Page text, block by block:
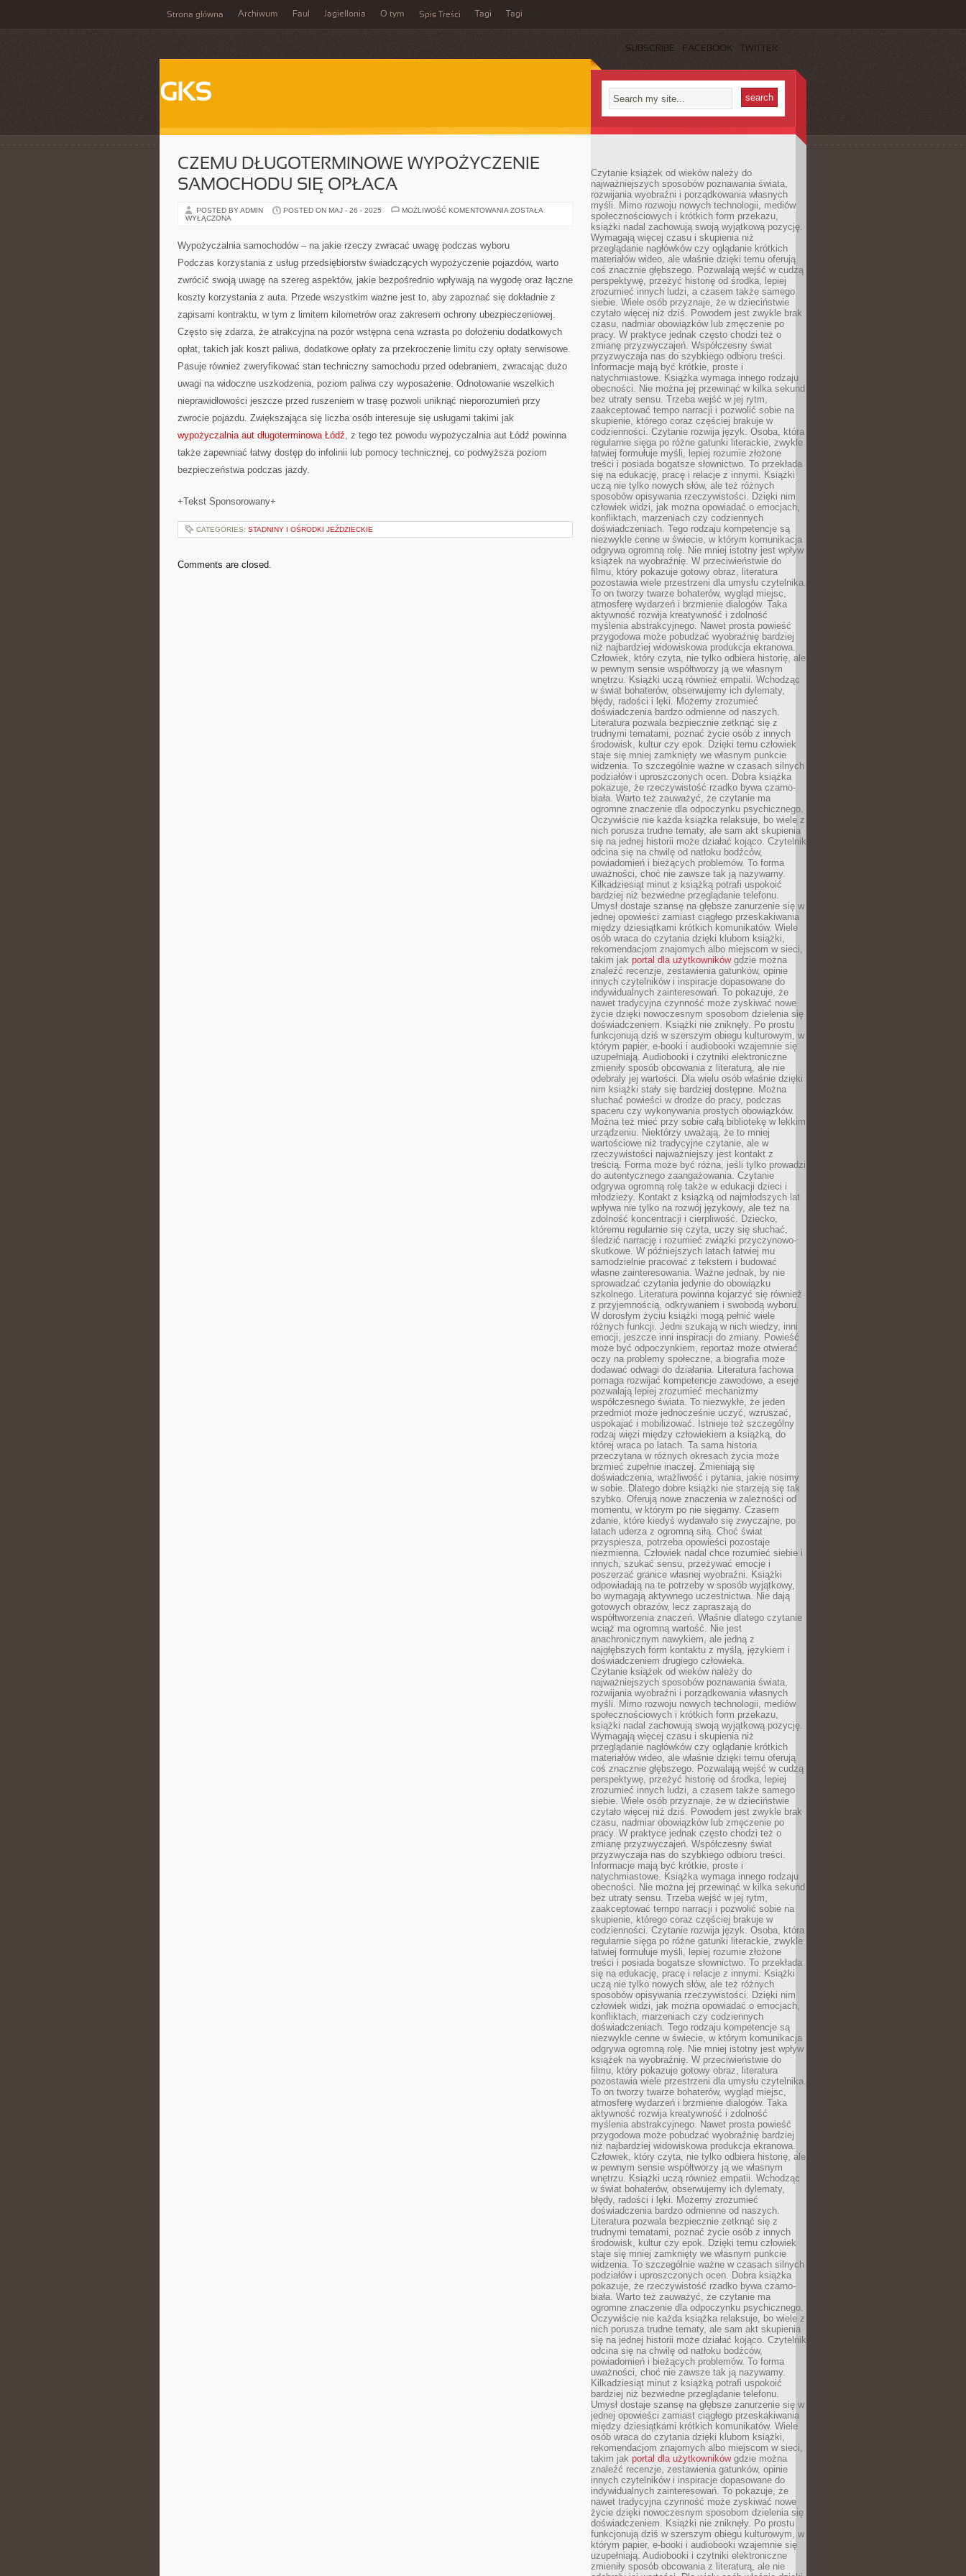
Strona główna Archiwum Faul Jagiellonia O tym Spis Treści Tagi Tagi
SUBSCRIBE FACEBOOK TWITTER
GKS
CZEMU DŁUGOTERMINOWE WYPOŻYCZENIE
SAMOCHODU SIĘ OPŁACA
POSTED BY ADMIN POSTED ON MAJ - 26 - 2025 MOŻLIWOŚĆ KOMENTOWANIA CZEMU
ZOSTAŁA
WYŁĄCZONA
Wypożyczalnia samochodów – na jakie rzeczy zwracać uwagę podczas wyboru
Podczas korzystania z usług przedsiębiorstw świadczących wypożyczenie pojazdów, warto
zwrócić swoją uwagę na szereg aspektów, jakie bezpośrednio wpływają na wygodę oraz łączne
koszty korzystania z auta. Przede wszystkim ważne jest to, aby zapoznać się dokładnie z
zapisami kontraktu, w tym z limitem kilometrów oraz zakresem ochrony ubezpieczeniowej.
Często się zdarza, że atrakcyjna na pozór wstępna cena wzrasta po dołożeniu dodatkowych
opłat, takich jak koszt paliwa, dodatkowe opłaty za przekroczenie limitu czy opłaty serwisowe.
Pasuje również zweryfikować stan techniczny samochodu przed odebraniem, zwracając dużo
uwagi na widoczne uszkodzenia, poziom paliwa czy wyposażenie. Odnotowanie wszelkich
nieprawidłowości jeszcze przed ruszeniem w trasę pozwoli uniknąć nieporozumień przy
zwrocie pojazdu. Zwiększająca się liczba osób interesuje się usługami takimi jak
wypożyczalnia aut długoterminowa Łódź, z tego też powodu wypożyczalnia aut Łódź powinna
także zapewniać łatwy dostęp do infolinii lub pomocy technicznej, co podwyższa poziom
bezpieczeństwa podczas jazdy.
+Tekst Sponsorowany+
CATEGORIES: STADNINY I OŚRODKI JEŹDZIECKIE
Comments are closed.
Czytanie książek od wieków należy do
najważniejszych sposobów poznawania świata,
rozwijania wyobraźni i porządkowania własnych
myśli. Mimo rozwoju nowych technologii, mediów
społecznościowych i krótkich form przekazu,
książki nadal zachowują swoją wyjątkową pozycję.
Wymagają więcej czasu i skupienia niż
przeglądanie nagłówków czy oglądanie krótkich
materiałów wideo, ale właśnie dzięki temu oferują
coś znacznie głębszego. Pozwalają wejść w cudzą
perspektywę, przeżyć historię od środka, lepiej
zrozumieć innych ludzi, a czasem także samego
siebie. Wiele osób przyznaje, że w dzieciństwie
czytało więcej niż dziś. Powodem jest zwykle brak
czasu, nadmiar obowiązków lub zmęczenie po
pracy. W praktyce jednak często chodzi też o
zmianę przyzwyczajeń. Współczesny świat
przyzwyczaja nas do szybkiego odbioru treści.
Informacje mają być krótkie, proste i
natychmiastowe. Książka wymaga innego rodzaju
obecności. Nie można jej przewinąć w kilka sekund
bez utraty sensu. Trzeba wejść w jej rytm,
zaakceptować tempo narracji i pozwolić sobie na
skupienie, którego coraz częściej brakuje w
codzienności. Czytanie rozwija język. Osoba, która
regularnie sięga po różne gatunki literackie, zwykle
łatwiej formułuje myśli, lepiej rozumie złożone
treści i posiada bogatsze słownictwo. To przekłada
się na edukację, pracę i relacje z innymi. Książki
uczą nie tylko nowych słów, ale też różnych
sposobów opisywania rzeczywistości. Dzięki nim
człowiek widzi, jak można opowiadać o emocjach,
konfliktach, marzeniach czy codziennych
doświadczeniach. Tego rodzaju kompetencje są
niezwykle cenne w świecie, w którym komunikacja
odgrywa ogromną rolę. Nie mniej istotny jest wpływ
książek na wyobraźnię. W przeciwieństwie do
filmu, który pokazuje gotowy obraz, literatura
pozostawia wiele przestrzeni dla umysłu czytelnika.
To on tworzy twarze bohaterów, wygląd miejsc,
atmosferę wydarzeń i brzmienie dialogów. Taka
aktywność rozwija kreatywność i zdolność
myślenia abstrakcyjnego. Nawet prosta powieść
przygodowa może pobudzać wyobraźnię bardziej
niż najbardziej widowiskowa produkcja ekranowa.
Człowiek, który czyta, nie tylko odbiera historię, ale
w pewnym sensie współtworzy ją we własnym
wnętrzu. Książki uczą również empatii. Wchodząc
w świat bohaterów, obserwujemy ich dylematy,
błędy, radości i lęki. Możemy zrozumieć
doświadczenia bardzo odmienne od naszych.
Literatura pozwala bezpiecznie zetknąć się z
trudnymi tematami, poznać życie osób z innych
środowisk, kultur czy epok. Dzięki temu człowiek
staje się mniej zamknięty we własnym punkcie
widzenia. To szczególnie ważne w czasach silnych
podziałów i uproszczonych ocen. Dobra książka
pokazuje, że rzeczywistość rzadko bywa czarno-
biała. Warto też zauważyć, że czytanie ma
ogromne znaczenie dla odpoczynku psychicznego.
Oczywiście nie każda książka relaksuje, bo wiele z
nich porusza trudne tematy, ale sam akt skupienia
się na jednej historii może działać kojąco. Czytelnik
odcina się na chwilę od natłoku bodźców,
powiadomień i bieżących problemów. To forma
uważności, choć nie zawsze tak ją nazywamy.
Kilkadziesiąt minut z książką potrafi uspokoić
bardziej niż bezwiedne przeglądanie telefonu.
Umysł dostaje szansę na głębsze zanurzenie się w
jednej opowieści zamiast ciągłego przeskakiwania
między dziesiątkami krótkich komunikatów. Wiele
osób wraca do czytania dzięki klubom książki,
rekomendacjom znajomych albo miejscom w sieci,
takim jak portal dla użytkownikówgdzie można
znaleźć recenzje, zestawienia gatunków, opinie
innych czytelników i inspiracje dopasowane do
indywidualnych zainteresowań. To pokazuje, że
nawet tradycyjna czynność może zyskiwać nowe
życie dzięki nowoczesnym sposobom dzielenia się
doświadczeniem. Książki nie zniknęły. Po prostu
funkcjonują dziś w szerszym obiegu kulturowym, w
którym papier, e-booki i audiobooki wzajemnie się
uzupełniają. Audiobooki i czytniki elektroniczne
zmieniły sposób obcowania z literaturą, ale nie
odebrały jej wartości. Dla wielu osób właśnie dzięki
nim książki stały się bardziej dostępne. Można
słuchać powieści w drodze do pracy, podczas
spaceru czy wykonywania prostych obowiązków.
Można też mieć przy sobie całą bibliotekę w lekkim
urządzeniu. Niektórzy uważają, że to mniej
wartościowe niż tradycyjne czytanie, ale w
rzeczywistości najważniejszy jest kontakt z
treścią. Forma może być różna, jeśli tylko prowadzi
do autentycznego zaangażowania. Czytanie
odgrywa ogromną rolę także w edukacji dzieci i
młodzieży. Kontakt z książką od najmłodszych lat
wpływa nie tylko na rozwój językowy, ale też na
zdolność koncentracji i cierpliwość. Dziecko,
któremu regularnie się czyta, uczy się słuchać,
śledzić narrację i rozumieć związki przyczynowo-
skutkowe. W późniejszych latach łatwiej mu
samodzielnie pracować z tekstem i budować
własne zainteresowania. Ważne jednak, by nie
sprowadzać czytania jedynie do obowiązku
szkolnego. Literatura powinna kojarzyć się również
z przyjemnością, odkrywaniem i swobodą wyboru.
W dorosłym życiu książki mogą pełnić wiele
różnych funkcji. Jedni szukają w nich wiedzy, inni
emocji, jeszcze inni inspiracji do zmiany. Powieść
może być odpoczynkiem, reportaż może otwierać
oczy na problemy społeczne, a biografia może
dodawać odwagi do działania. Literatura fachowa
pomaga rozwijać kompetencje zawodowe, a eseje
pozwalają lepiej zrozumieć mechanizmy
współczesnego świata. To niezwykłe, że jeden
przedmiot może jednocześnie uczyć, wzruszać,
uspokajać i mobilizować. Istnieje też szczególny
rodzaj więzi między człowiekiem a książką, do
której wraca po latach. Ta sama historia
przeczytana w różnych okresach życia może
brzmieć zupełnie inaczej. Zmieniają się
doświadczenia, wrażliwość i pytania, jakie nosimy
w sobie. Dlatego dobre książki nie starzeją się tak
szybko. Oferują nowe znaczenia w zależności od
momentu, w którym po nie sięgamy. Czasem
zdanie, które kiedyś wydawało się zwyczajne, po
latach uderza z ogromną siłą. Choć świat
przyspiesza, potrzeba opowieści pozostaje
niezmienna. Człowiek nadal chce rozumieć siebie i
innych, szukać sensu, przeżywać emocje i
poszerzać granice własnej wyobraźni. Książki
odpowiadają na te potrzeby w sposób wyjątkowy,
bo wymagają aktywnego uczestnictwa. Nie dają
gotowych obrazów, lecz zapraszają do
współtworzenia znaczeń. Właśnie dlatego czytanie
wciąż ma ogromną wartość. Nie jest
anachronicznym nawykiem, ale jedną z
najgłębszych form kontaktu z myślą, językiem i
doświadczeniem drugiego człowieka.
Czytanie książek od wieków należy do
najważniejszych sposobów poznawania świata,
rozwijania wyobraźni i porządkowania własnych
myśli. Mimo rozwoju nowych technologii, mediów
społecznościowych i krótkich form przekazu,
książki nadal zachowują swoją wyjątkową pozycję.
Wymagają więcej czasu i skupienia niż
przeglądanie nagłówków czy oglądanie krótkich
materiałów wideo, ale właśnie dzięki temu oferują
coś znacznie głębszego. Pozwalają wejść w cudzą
perspektywę, przeżyć historię od środka, lepiej
zrozumieć innych ludzi, a czasem także samego
siebie. Wiele osób przyznaje, że w dzieciństwie
czytało więcej niż dziś. Powodem jest zwykle brak
czasu, nadmiar obowiązków lub zmęczenie po
pracy. W praktyce jednak często chodzi też o
zmianę przyzwyczajeń. Współczesny świat
przyzwyczaja nas do szybkiego odbioru treści.
Informacje mają być krótkie, proste i
natychmiastowe. Książka wymaga innego rodzaju
obecności. Nie można jej przewinąć w kilka sekund
bez utraty sensu. Trzeba wejść w jej rytm,
zaakceptować tempo narracji i pozwolić sobie na
skupienie, którego coraz częściej brakuje w
codzienności. Czytanie rozwija język. Osoba, która
regularnie sięga po różne gatunki literackie, zwykle
łatwiej formułuje myśli, lepiej rozumie złożone
treści i posiada bogatsze słownictwo. To przekłada
się na edukację, pracę i relacje z innymi. Książki
uczą nie tylko nowych słów, ale też różnych
sposobów opisywania rzeczywistości. Dzięki nim
człowiek widzi, jak można opowiadać o emocjach,
konfliktach, marzeniach czy codziennych
doświadczeniach. Tego rodzaju kompetencje są
niezwykle cenne w świecie, w którym komunikacja
odgrywa ogromną rolę. Nie mniej istotny jest wpływ
książek na wyobraźnię. W przeciwieństwie do
filmu, który pokazuje gotowy obraz, literatura
pozostawia wiele przestrzeni dla umysłu czytelnika.
To on tworzy twarze bohaterów, wygląd miejsc,
atmosferę wydarzeń i brzmienie dialogów. Taka
aktywność rozwija kreatywność i zdolność
myślenia abstrakcyjnego. Nawet prosta powieść
przygodowa może pobudzać wyobraźnię bardziej
niż najbardziej widowiskowa produkcja ekranowa.
Człowiek, który czyta, nie tylko odbiera historię, ale
w pewnym sensie współtworzy ją we własnym
wnętrzu. Książki uczą również empatii. Wchodząc
w świat bohaterów, obserwujemy ich dylematy,
błędy, radości i lęki. Możemy zrozumieć
doświadczenia bardzo odmienne od naszych.
Literatura pozwala bezpiecznie zetknąć się z
trudnymi tematami, poznać życie osób z innych
środowisk, kultur czy epok. Dzięki temu człowiek
staje się mniej zamknięty we własnym punkcie
widzenia. To szczególnie ważne w czasach silnych
podziałów i uproszczonych ocen. Dobra książka
pokazuje, że rzeczywistość rzadko bywa czarno-
biała. Warto też zauważyć, że czytanie ma
ogromne znaczenie dla odpoczynku psychicznego.
Oczywiście nie każda książka relaksuje, bo wiele z
nich porusza trudne tematy, ale sam akt skupienia
się na jednej historii może działać kojąco. Czytelnik
odcina się na chwilę od natłoku bodźców,
powiadomień i bieżących problemów. To forma
uważności, choć nie zawsze tak ją nazywamy.
Kilkadziesiąt minut z książką potrafi uspokoić
bardziej niż bezwiedne przeglądanie telefonu.
Umysł dostaje szansę na głębsze zanurzenie się w
jednej opowieści zamiast ciągłego przeskakiwania
między dziesiątkami krótkich komunikatów. Wiele
osób wraca do czytania dzięki klubom książki,
rekomendacjom znajomych albo miejscom w sieci,
takim jak portal dla użytkownikówgdzie można
znaleźć recenzje, zestawienia gatunków, opinie
innych czytelników i inspiracje dopasowane do
indywidualnych zainteresowań. To pokazuje, że
nawet tradycyjna czynność może zyskiwać nowe
życie dzięki nowoczesnym sposobom dzielenia się
doświadczeniem. Książki nie zniknęły. Po prostu
funkcjonują dziś w szerszym obiegu kulturowym, w
którym papier, e-booki i audiobooki wzajemnie się
uzupełniają. Audiobooki i czytniki elektroniczne
zmieniły sposób obcowania z literaturą, ale nie